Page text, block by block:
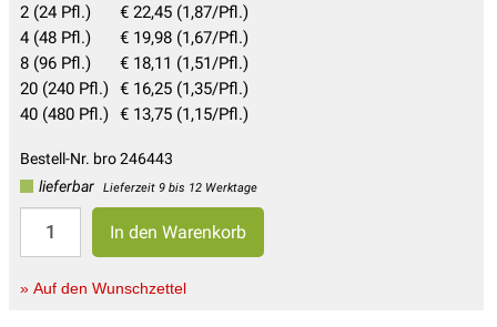
2 (24 Pfl.)
€ 22,45 (1,87/Pfl.)
4 (48 Pfl.)
€ 19,98 (1,67/Pfl.)
8 (96 Pfl.)
€ 18,11 (1,51/Pfl.)
20 (240 Pfl.) € 16,25 (1,35/Pfl.)
40 (480 Pfl.) € 13,75 (1,15/Pfl.)
Bestell-Nr. bro 246443
lieferbar
Lieferzeit 9 bis 12 Werktage
» Auf den Wunschzettel